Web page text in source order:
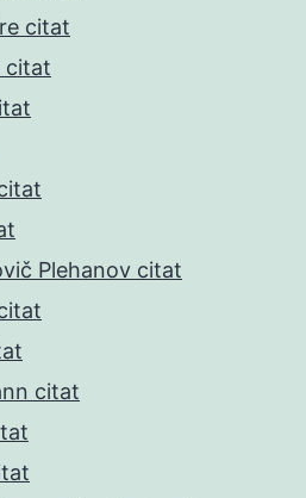
citat
citat
Plehanov citat
citat